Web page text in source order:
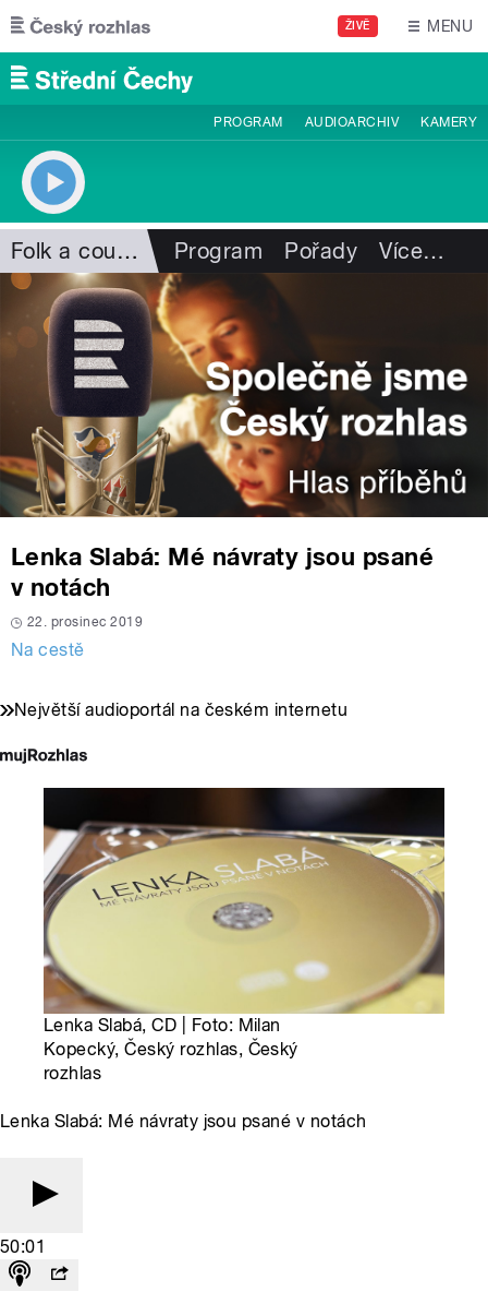
Přejít k hlavnímu obsahu
ŽIVĚ MENU
PROGRAM AUDIOARCHIV KAMERY
Folk a country Program Pořady Více…
Lenka Slabá: Mé návraty jsou psané
v notách
22. prosinec 2019
Na cestě
Největší audioportál na českém internetu
Lenka Slabá, CD | Foto: Milan
Kopecký, Český rozhlas, Český
rozhlas
Lenka Slabá: Mé návraty jsou psané v notách
50:01